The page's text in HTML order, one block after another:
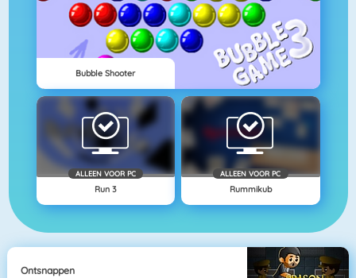
Bubble Shooter
ALLEEN VOOR PC
Run 3
ALLEEN VOOR PC
Rummikub
Ontsnappen